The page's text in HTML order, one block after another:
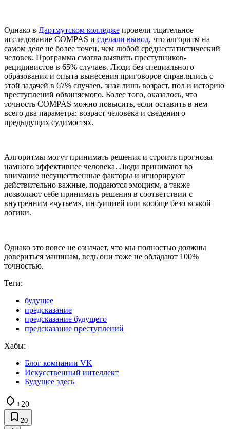
Однако в Дартмутском колледже провели тщательное
исследование COMPAS и сделали вывод, что алгоритм на
самом деле не более точен, чем любой среднестатистический
человек. Программа смогла выявить преступников-
рецидивистов в 65% случаев. Люди без специального
образования и опыта вынесения приговоров справлялись с
этой задачей в 67% случаев, зная лишь возраст, пол и историю
преступлений обвиняемого. Более того, оказалось, что
точность COMPAS можно повысить, если оставить в нем
всего два параметра: возраст человека и сведения о
предыдущих судимостях.
Алгоритмы могут принимать решения и строить прогнозы
намного эффективнее человека. Люди принимают во
внимание несущественные факторы и игнорируют
действительно важные, поддаются эмоциям, а также
позволяют себе принимать решения в соответствии с
внутренним «чутьем», интуицией или вообще безо всякой
логики.
Однако это вовсе не означает, что мы полностью должны
довериться машинам, ведь они тоже не обладают 100%
точностью.
Теги:
будущее
предсказание
предсказание будущего
предсказание преступлений
Хабы:
Блог компании VK
Искусственный интеллект
Будущее здесь
+20
20